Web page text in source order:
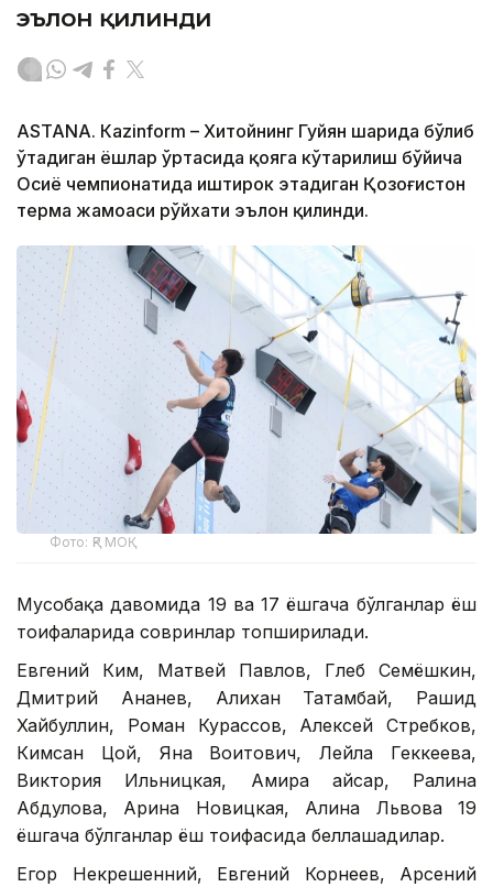
эълон қилинди
ASTANА. Кazinform – Хитойнинг Гуйян шаҳрида бўлиб
ўтадиган ёшлар ўртасида қояга кўтарилиш бўйича
Осиё чемпионатида иштирок этадиган Қозоғистон
терма жамоаси рўйхати эълон қилинди.
Фото: ҚР МОҚ
Мусобақа давомида 19 ва 17 ёшгача бўлганлар ёш
тоифаларида совринлар топширилади.
Евгений Ким, Матвей Павлов, Глеб Семёшкин,
Дмитрий Ананев, Алихан Татамбай, Рашид
Хайбуллин, Роман Курассов, Алексей Стребков,
Кимсан Цой, Яна Воитович, Лейла Геккеева,
Виктория Ильницкая, Амира Қайсар, Ралина
Абдулова, Арина Новицкая, Алина Львова 19
ёшгача бўлганлар ёш тоифасида беллашадилар.
Егор Некрешенний, Евгений Корнеев, Арсений